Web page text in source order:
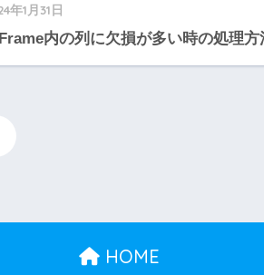
年1月31日
内の列に欠損が多い時の処理方
HOME